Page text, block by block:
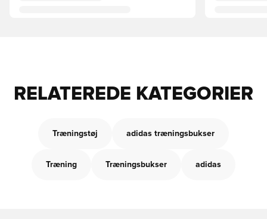
RELATEREDE KATEGORIER
Træningstøj adidas træningsbukser
Træning Træningsbukser adidas